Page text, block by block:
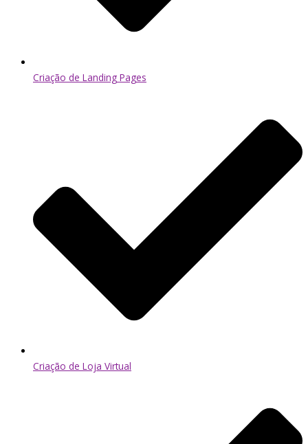
Criação de Landing Pages
Criação de Loja Virtual